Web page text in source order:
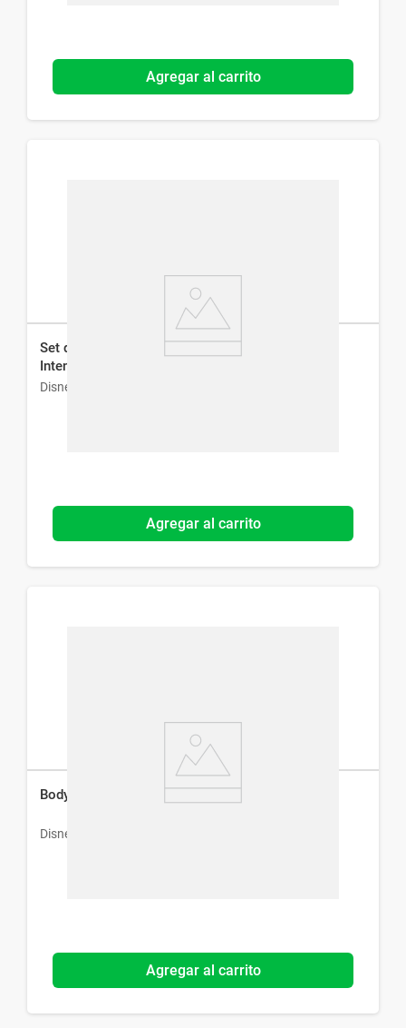
Agregar al carrito
Set de Disney Body Splash + Shower Gel
Intensamente
Disney
Agregar al carrito
Body Splash Disney Minnie x 200 ml
Disney
Agregar al carrito